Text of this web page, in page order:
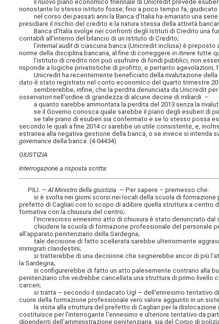
il nuovo piano economico triennale di Unicredit prevede
nonostante lo stesso istituto fosse, fino a poco tempo fa, giudicato
nel corso dei passati anni la Banca d'Italia ha emanato una serie
presidiare il rischio del credito e la natura stessa della attività
Banca d'Italia svolge nei confronti degli Istituti di Credito una
contabili all'interno del bilancio di un Istituto di Credito;
l’internal auditdi ciascuna banca (Unicredit inclusa) è preposto
norme della disciplina bancaria, al fine di correggerein itinere tutte
l'istituto di credito non può usufruire di fondi pubblici, non
risponde a logiche privatistiche di profitto, e pertanto
Unicredit ha recentemente beneficiato della rivalutazione della
dato è stato registrato nel conto economico del quarto trimestre
sembrerebbe, infine, che la perdita denunciata da Unicredit per
osservatori nell'ordine di grandezza di alcune decine di miliardi –:
a quanto sarebbe ammontata la perdita del 2013 senza la
se il Governo conosca quale sarebbe il piano degli esuberi di
se tale piano di esuberi sia confermato e se lo stesso possa
secondo le quali a fine 2014 ci sarebbe un utile consistente, e,
estranea alla negativa gestione della banca, o se invece si intenda
governance della banca. (4-04434)
GIUSTIZIA
Interrogazione a risposta scritta:
PILI. —Al Ministro della giustizia . — Per sapere – premesso che:
si è svolta nei giorni scorsi nei locali della scuola di formazione
prefetto di Cagliari con lo scopo di adibire quella struttura a
formativa con la chiusura del centro;
l'increscioso ennesimo atto di chiusura è stato denunciato dal
chiudere la scuola di formazione professionale del personale
all'apparato penitenziario della Sardegna;
tale decisione di fatto scellerata sarebbe ulteriormente
immigrati clandestini;
si tratterebbe di una decisione che segnerebbe ancor di più
la Sardegna;
si configurerebbe di fatto un atto palesemente contrario alla
penitenziario che vedrebbe cancellata una struttura di primo
carceri;
si tratta – secondo il sindacato Ugl – dell'ennesimo tentativo di
cuore della formazione professionale vero valore aggiunto in un
la visita alla struttura del prefetto di Cagliari per la dislocazione
costituisce per l'interrogante l'ennesimo e ulteriore tentativo da
dipendenti dell'amministrazione penitenziaria, sia del Corpo di